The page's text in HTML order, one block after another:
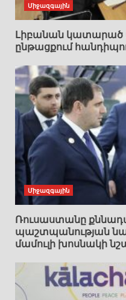
Միջազգային
Լիբանան կատարած
ընթացքում
Միջազգային
Ռուսաստանը
պաշտպանության
մամուլի խոսնակի